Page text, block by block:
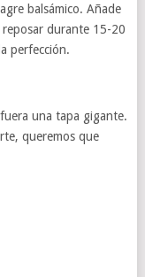
balsámico. Añade
reposar durante 15-20
perfección.
una tapa gigante.
queremos que